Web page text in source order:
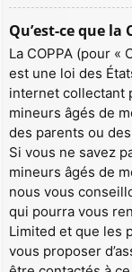
Qu’est-ce que la
La COPPA (pour «
est une loi des
internet collectant
mineurs âgés de
des parents ou
Si vous ne savez
mineurs âgés de
nous vous
qui pourra vous
Limited et que les
vous proposer